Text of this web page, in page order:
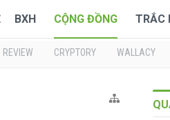
BXH CỘNG ĐỒNG TRẮC
REVIEW CRYPTORY WALLACY